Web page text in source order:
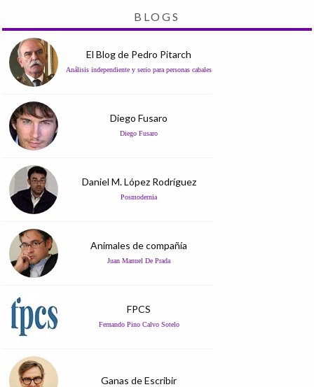
BLOGS
El Blog de Pedro Pitarch
Análisis independiente y serio para personas cabales
Diego Fusaro
Diego Fusaro
Daniel M. López Rodríguez
Posmodernia
Animales de compañía
Juan Manuel De Prada
FPCS
Fernando Pino Calvo Sotelo
Ganas de Escribir